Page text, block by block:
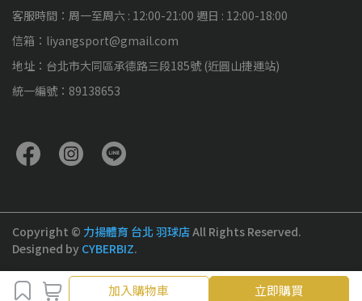
加入購物車
加入購物車 立即購買
客服時間：周一至周六 : 12:00-21:00 週日 : 12:00-18:00
信箱：liyangsport@gmail.com
地址：台北市大同區承德路三段185號 (近圓山捷運站)
統一編號：89138653
Copyright © 力揚體育 台北 羽球店All Rights Reserved.
Designed by CYBERBIZ.